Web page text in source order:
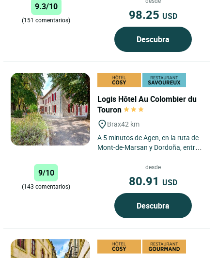
9.3/10
(151 comentarios) 98.25 USD
Descubra
Logis Hôtel Au Colombier du
Touron
Brax42 km
A 5 minutos de Agen, en la ruta de
Mont-de-Marsan y Dordoña, entre
Pirineos, Carine y Frederic...
9/10
(143 comentarios)
desde
80.91 USD
Descubra